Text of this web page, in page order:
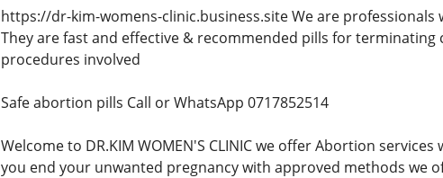
https://dr-kim-womens-clinic.business.site We are
They are fast and effective & recommended pills for
procedures involved
Safe abortion pills Call or WhatsApp 0717852514
Welcome to DR.KIM WOMEN'S CLINIC we offer Abortion
you end your unwanted pregnancy with approved methods we